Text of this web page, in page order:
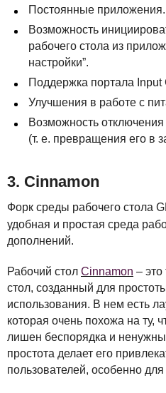
Постоянные приложения.
Возможность
рабочего стола из
настройки”.
Поддержка портала Input
Улучшения в работе с
Возможность
(т. е. превращения его в
3. Cinnamon
Форк среды рабочего стола
удобная и простая среда
дополнений.
Рабочий стол Cinnamon –
стол, созданный для
использования. В нем есть
которая очень похожа на ту,
лишен беспорядка и
простота делает его
пользователей, особенно